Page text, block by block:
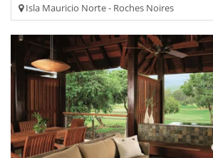
Isla Mauricio Norte - Roches Noires